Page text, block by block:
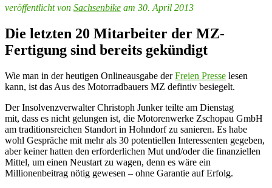
veröffentlicht von Sachsenbike am 30. April 2013
Die letzten 20 Mitarbeiter der MZ-
Fertigung sind bereits gekündigt
Wie man in der heutigen Onlineausgabe derFreien Presse lesen
kann, ist das Aus des Motorradbauers MZ defintiv besiegelt.
Der Insolvenzverwalter Christoph Junker teilte am Dienstag
mit, dass es nicht gelungen ist, die Motorenwerke Zschopau GmbH
am traditionsreichen Standort in Hohndorf zu sanieren. Es habe
wohl Gespräche mit mehr als 30 potentiellen Interessenten gegeben,
aber keiner hatten den erforderlichen Mut und/oder die finanziellen
Mittel, um einen Neustart zu wagen, denn es wäre ein
Millionenbeitrag nötig gewesen – ohne Garantie auf Erfolg.